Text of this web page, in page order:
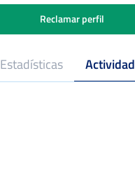
Estadísticas Actividad
Reclamar perfil